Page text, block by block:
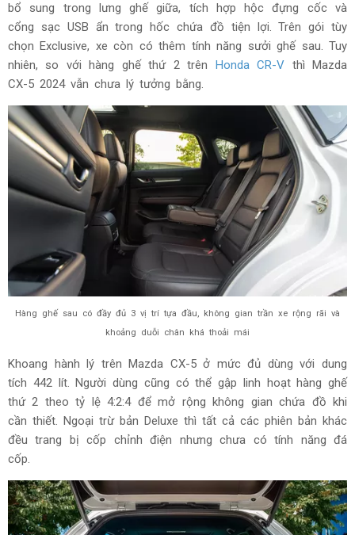
bổ sung trong lưng ghế giữa, tích hợp hộc đựng cốc và
cổng sạc USB ẩn trong hốc chứa đồ tiện lợi. Trên gói tùy
chọn Exclusive, xe còn có thêm tính năng sưởi ghế sau. Tuy
nhiên, so với hàng ghế thứ 2 trên
Honda CR-V thì Mazda
CX-5 2024 vẫn chưa lý tưởng bằng.
Hàng ghế sau có đầy đủ 3 vị trí tựa đầu, không gian trần xe rộng rãi và
khoảng duỗi chân khá thoải mái
Khoang hành lý trên Mazda CX-5 ở mức đủ dùng với dung
tích 442 lít. Người dùng cũng có thể gập linh hoạt hàng ghế
thứ 2 theo tỷ lệ 4:2:4 để mở rộng không gian chứa đồ khi
cần thiết. Ngoại trừ bản Deluxe thì tất cả các phiên bản khác
đều trang bị cốp chỉnh điện nhưng chưa có tính năng đá
cốp.